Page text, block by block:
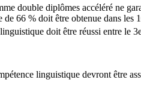
double diplômes accéléré ne
66 % doit être obtenue dans les
doit être réussi entre le
linguistique devront être